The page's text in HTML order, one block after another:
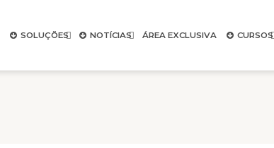
SOLUÇÕES NOTÍCIAS ÁREA EXCLUSIVA CURSOS